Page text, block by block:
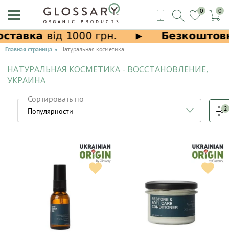
0 0
Главная страница Натуральная косметика
НАТУРАЛЬНАЯ КОСМЕТИКА - ВОССТАНОВЛЕНИЕ,
УКРАИНА
Сортировать по
2